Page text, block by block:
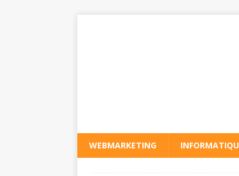
WEBMARKETING